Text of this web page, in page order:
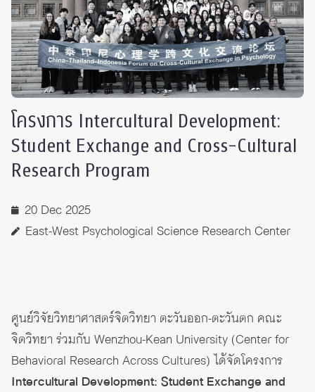
โครงการ Intercultural Development:
Student Exchange and Cross-Cultural
Research Program
20 Dec 2025
East-West Psychological Science Research Center
ศูนย์วิจัยวิทยาศาสตร์จิตวิทยา ตะวันออก-ตะวันตก คณะ
จิตวิทยา ร่วมกับ Wenzhou-Kean University (Center for
Behavioral Research Across Cultures) ได้จัดโครงการ
Intercultural Development: Student Exchange and